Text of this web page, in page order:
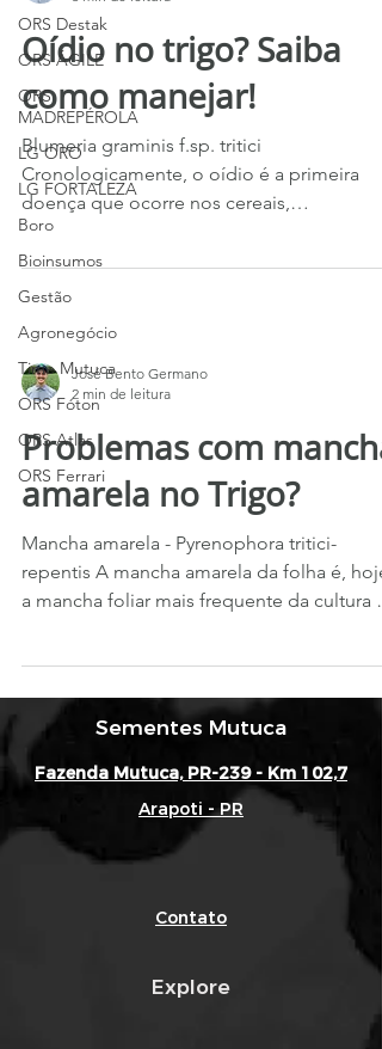
ORS Destak
ORS ÁGILE
ORS
MADREPÉROLA
LG ORO
LG FORTALEZA
Boro
Bioinsumos
Gestão
Agronegócio
Time Mutuca
ORS Fóton
ORS Atlas
ORS Ferrari
Oídio no trigo? Saiba
como manejar!
Blumeria graminis f.sp. tritici
Cronologicamente, o oídio é a primeira
doença que ocorre nos cereais,
predominando nos cultivos de trigo...
José Bento Germano
2 min de leitura
Problemas com mancha
amarela no Trigo?
Mancha amarela - Pyrenophora tritici-
repentis A mancha amarela da folha é, hoje,
a mancha foliar mais frequente da cultura
Contato
Arapoti - PR
Fazenda Mutuca, PR-239 - Km 102,7
Sementes Mutuca
Explore